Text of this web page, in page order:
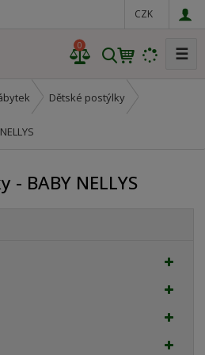
CZK
V
h
0 ☰
Dětské postýlky
BABY NELLYS